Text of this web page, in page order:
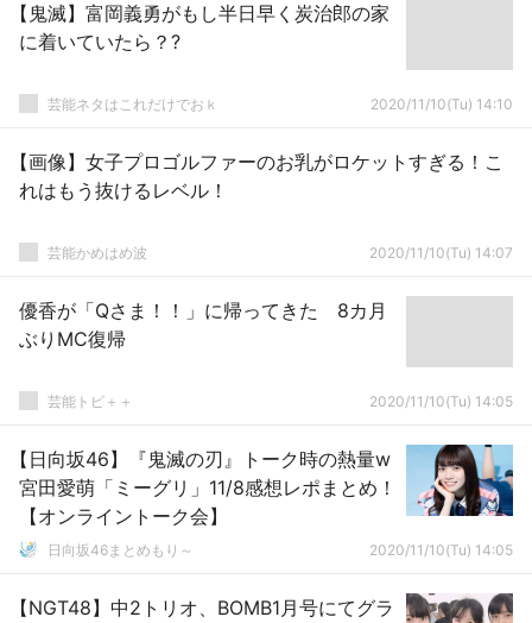
【鬼滅】富岡義勇がもし半日早く炭治郎の家
に着いていたら？?
芸能ネタはこれだけでおｋ 2020/11/10(Tu) 14:10
【画像】女子プロゴルファーのお乳がロケットすぎる！こ
れはもう抜けるレベル！
芸能かめはめ波 2020/11/10(Tu) 14:07
優香が「Qさま！！」に帰ってきた 8カ月
ぶりMC復帰
芸能トピ＋＋ 2020/11/10(Tu) 14:05
【日向坂46】『鬼滅の刃』トーク時の熱量w
宮田愛萌「ミーグリ」11/8感想レポまとめ！
【オンライントーク会】
日向坂46まとめもり～ 2020/11/10(Tu) 14:05
【NGT48】中2トリオ、BOMB1月号にてグラ